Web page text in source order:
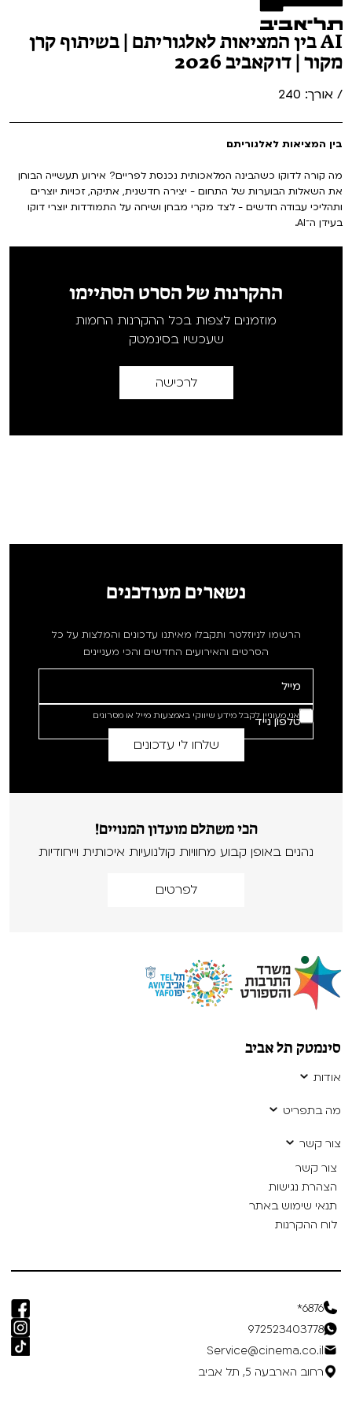
AI בין המציאות לאלגוריתם | בשיתוף קרן
מקור | דוקאביב 2026
/ אורך: 240
בין המציאות לאלגוריתם
מה קורה לדוקו כשהבינה המלאכותית נכנסת לפריים? אירוע תעשייה הבוחן
את השאלות הבוערות של התחום - יצירה חדשנית, אתיקה, זכויות יוצרים
ותהליכי עבודה חדשים - לצד מקרי מבחן ושיחה על התמודדות יוצרי דוקו
בעידן ה־AI.
ההקרנות של הסרט הסתיימו
מוזמנים לצפות בכל ההקרנות החמות
שעכשיו בסינמטק
לרכישה
נשארים מעודכנים
הרשמו לניוזלטר ותקבלו מאיתנו עדכונים והמלצות על כל
הסרטים והאירועים החדשים והכי מעניינים
אני מעוניין לקבל מידע שיווקי באמצעות מייל או מסרונים
הכי משתלם מועדון המנויים!
נהנים באופן קבוע מחוויות קולנועיות איכותית וייחודיות
לפרטים
סינמטק תל אביב
אודות
מה בתפריט
צור קשר
צור קשר
הצהרת נגישות
תנאי שימוש באתר
לוח ההקרנות
6876*
972523403778
Service@cinema.co.il
רחוב הארבעה 5, תל אביב